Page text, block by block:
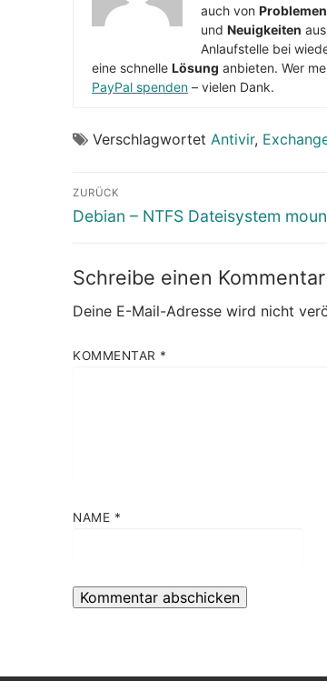
auch von Problemen
und Neuigkeiten
Anlaufstelle bei
eine schnelle Lösung anbieten. Wer
PayPal spenden – vielen Dank.
Verschlagwortet Antivir,
Beitragsnavigation
ZURÜCK
Vorheriger
Debian – NTFS Dateisystem
Schreibe einen Kommentar
Deine E-Mail-Adresse wird nicht
KOMMENTAR *
NAME *